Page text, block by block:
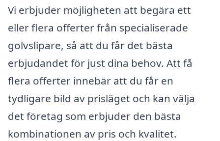
Vi erbjuder möjligheten att begära ett
eller flera offerter från specialiserade
golvslipare, så att du får det bästa
erbjudandet för just dina behov. Att få
flera offerter innebär att du får en
tydligare bild av prisläget och kan välja
det företag som erbjuder den bästa
kombinationen av pris och kvalitet.